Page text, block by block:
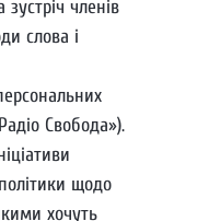
членів
слова і
Свобода»).
щодо
хочуть